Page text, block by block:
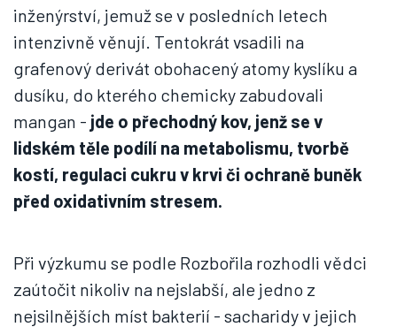
inženýrství, jemuž se v posledních letech
intenzivně věnují. Tentokrát vsadili na
grafenový derivát obohacený atomy kyslíku a
dusíku, do kterého chemicky zabudovali
mangan - jde o přechodný kov, jenž se v
lidském těle podílí na metabolismu, tvorbě
kostí, regulaci cukru v krvi či ochraně buněk
před oxidativním stresem.
Při výzkumu se podle Rozbořila rozhodli vědci
zaútočit nikoliv na nejslabší, ale jedno z
nejsilnějších míst bakterií - sacharidy v jejich